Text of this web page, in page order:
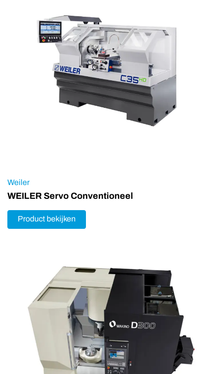
Weiler
WEILER Servo Conventioneel
Product bekijken